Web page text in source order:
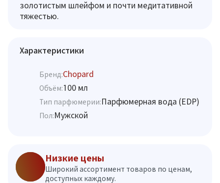
золотистым шлейфом и почти медитативной
тяжестью.
Характеристики
Бренд:Chopard
Объём:100 мл
Тип парфюмерии:Парфюмерная вода (EDP)
Пол:Мужской
Низкие цены
Широкий ассортимент товаров по ценам,
доступных каждому.